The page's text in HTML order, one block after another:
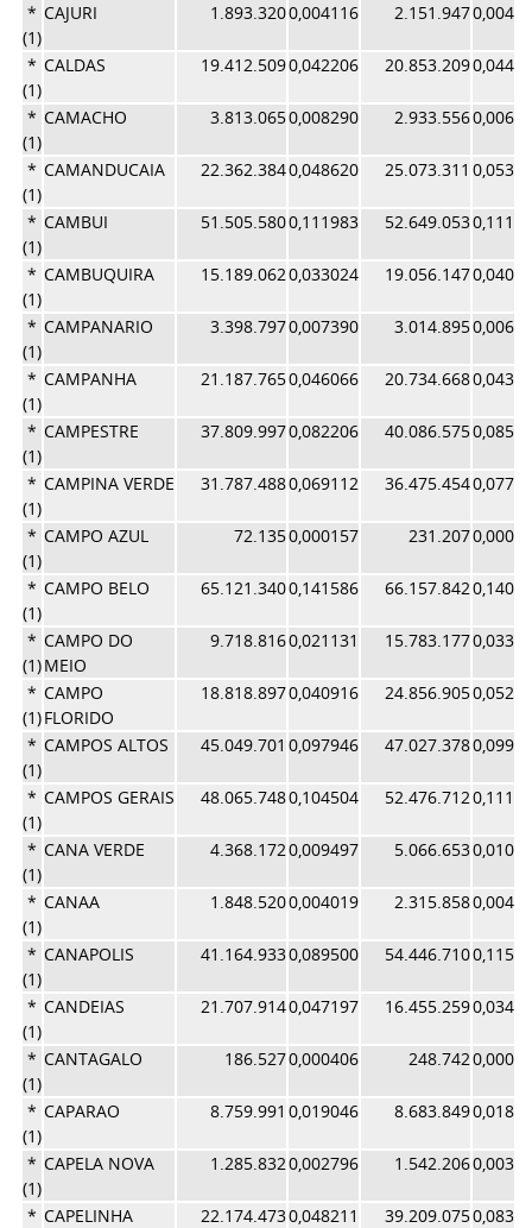
*
(1)
CAJURI 1.893.3200,004116 2.151.947
*
(1)
CALDAS 19.412.5090,042206 20.853.209
*
(1)
CAMACHO 3.813.0650,008290 2.933.556
*
(1)
CAMANDUCAIA 22.362.3840,048620 25.073.311
*
(1)
CAMBUI 51.505.5800,111983 52.649.053
*
(1)
CAMBUQUIRA 15.189.0620,033024 19.056.147
*
(1)
CAMPANARIO 3.398.7970,007390 3.014.895
*
(1)
CAMPANHA 21.187.7650,046066 20.734.668
*
(1)
CAMPESTRE 37.809.9970,082206 40.086.575
*
(1)
CAMPINA VERDE 31.787.4880,069112 36.475.454
*
(1)
CAMPO AZUL 72.1350,000157 231.207
*
(1)
CAMPO BELO 65.121.3400,141586 66.157.842
*
(1)
CAMPO DO
MEIO
9.718.8160,021131 15.783.177
*
(1)
CAMPO
FLORIDO
18.818.8970,040916 24.856.905
*
(1)
CAMPOS ALTOS 45.049.701 0,097946 47.027.378
*
(1)
CAMPOS GERAIS 48.065.7480,104504 52.476.712
*
(1)
CANA VERDE 4.368.1720,009497 5.066.653
*
(1)
CANAA 1.848.5200,004019 2.315.858
*
(1)
CANAPOLIS 41.164.9330,089500 54.446.710
*
(1)
CANDEIAS 21.707.9140,047197 16.455.259
*
(1)
CANTAGALO 186.5270,000406 248.742
*
(1)
CAPARAO 8.759.991 0,019046 8.683.849
*
(1)
CAPELA NOVA 1.285.8320,002796 1.542.206
* CAPELINHA 22.174.4730,048211 39.209.075